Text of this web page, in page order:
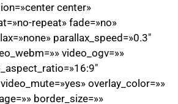
center»
repeat» fade=»no»
parallax_speed=»0.3″
video_ogv=»»
overlay_color=»»
border_size=»»